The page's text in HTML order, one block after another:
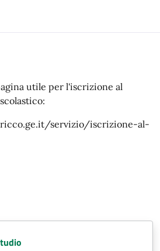
utile per l'iscrizione al
servizio/iscrizione-al-